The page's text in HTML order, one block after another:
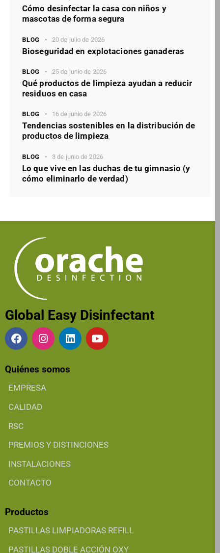
Cómo desinfectar la casa con niños y
mascotas de forma segura
BLOG 20 de julio de 2026
Bioseguridad en explotaciones ganaderas
BLOG 25 de junio de 2026
Qué productos de limpieza ayudan a reducir
residuos en casa
BLOG 16 de junio de 2026
Tendencias sostenibles en la distribución de
productos de limpieza
BLOG 3 de junio de 2026
Lo que vive en las duchas de tu gimnasio (y
cómo eliminarlo de verdad)
Global Easy Disinfectant
Quiénes somos
EMPRESA
CALIDAD
RSC
PREMIOS Y DISTINCIONES
INSTALACIONES
CONTACTO
Productos
PASTILLAS LIMPIADORAS REFILL
PASTILLAS DOBLE ACCIÓN OXY